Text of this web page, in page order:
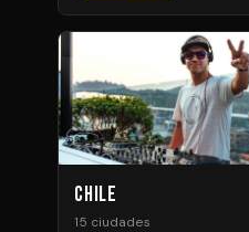
Chile
15 ciudades